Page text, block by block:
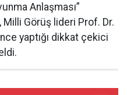
Anlaşması”
Milli Görüş lideri Prof. Dr.
yaptığı dikkat çekici